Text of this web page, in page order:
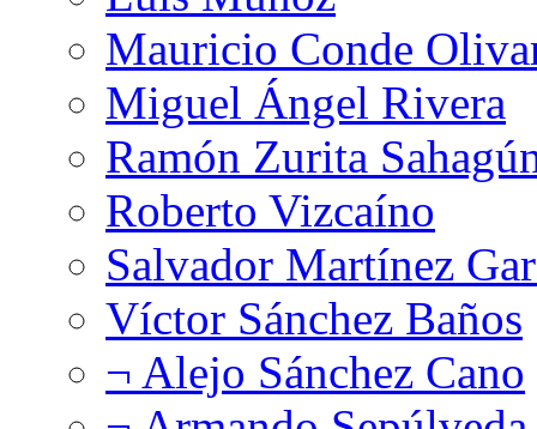
Mauricio Conde
Miguel Ángel Rivera
Ramón Zurita
Roberto Vizcaíno
Salvador Martínez
Víctor Sánchez Baños
¬ Alejo Sánchez Cano